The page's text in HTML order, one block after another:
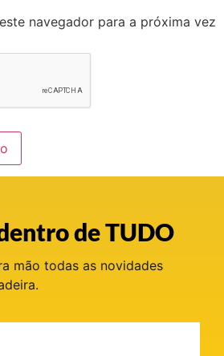
navegador para a próxima vez
de TUDO
mão todas as novidades